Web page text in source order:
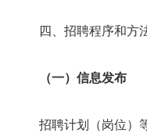
四、招聘程序和方
（一）信息发布
招聘计划（岗位）